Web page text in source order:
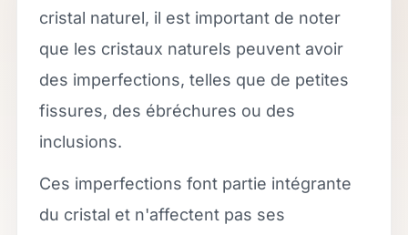
cristal naturel, il est important de noter
que les cristaux naturels peuvent avoir
des imperfections, telles que de petites
fissures, des ébréchures ou des
inclusions.
Ces imperfections font partie intégrante
du cristal et n'affectent pas ses